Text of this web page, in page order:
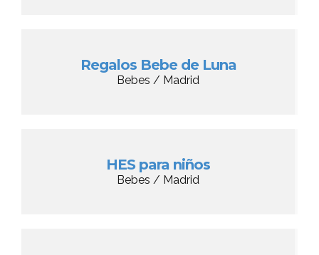
Regalos Bebe de Luna
Bebes / Madrid
HES para niños
Bebes / Madrid